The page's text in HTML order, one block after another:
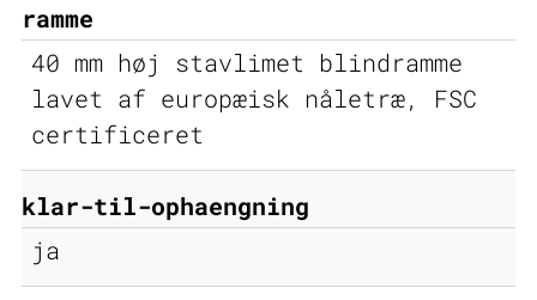
ramme
40 mm høj stavlimet blindramme
lavet af europæisk nåletræ, FSC
certificeret
klar-til-ophaengning
ja